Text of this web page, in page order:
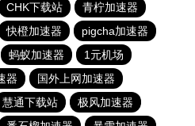
CHK下载站
青柠加速器
快橙加速器
pigcha加速器
蚂蚁加速器
1元机场
器
国外上网加速器
慧通下载站
极风加速器